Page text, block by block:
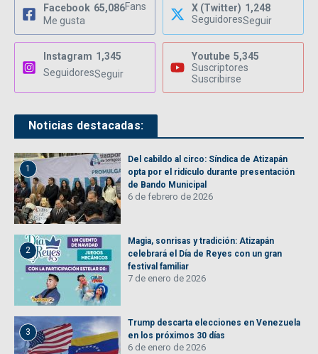
Facebook 65,086Fans
Me gusta
X (Twitter) 1,248
SeguidoresSeguir
Instagram 1,345
SeguidoresSeguir
Youtube 5,345
Suscriptores
Suscribirse
Noticias destacadas:
1
Del cabildo al circo: Síndica de Atizapán
opta por el ridículo durante presentación
de Bando Municipal
6 de febrero de 2026
2
Magia, sonrisas y tradición: Atizapán
celebrará el Día de Reyes con un gran
festival familiar
7 de enero de 2026
3
Trump descarta elecciones en Venezuela
en los próximos 30 días
6 de enero de 2026